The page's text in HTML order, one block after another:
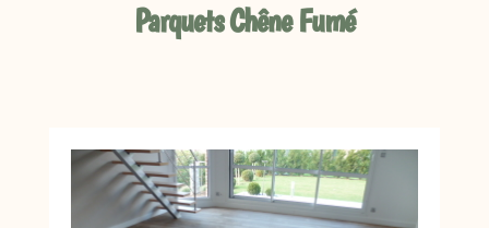
Parquets Chêne Fumé